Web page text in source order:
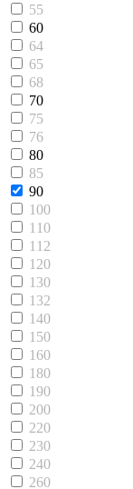
55
60
64
65
68
70
75
76
80
85
90
100
110
112
120
130
132
140
150
160
180
190
200
220
230
240
260